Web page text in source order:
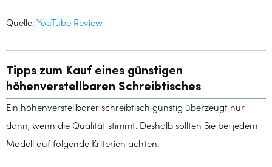
Quelle: YouTube Review
Tipps zum Kauf eines günstigen
höhenverstellbaren Schreibtisches
Ein höhenverstellbarer schreibtisch günstig überzeugt nur
dann, wenn die Qualität stimmt. Deshalb sollten Sie bei jedem
Modell auf folgende Kriterien achten: